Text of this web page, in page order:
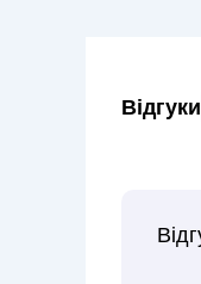
Відгуки